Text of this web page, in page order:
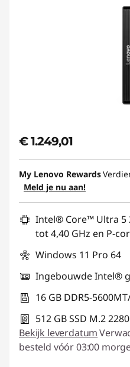
€ 1.249,01
My Lenovo Rewards
Meld je nu aan!
Intel® Core™ Ultra 5
tot 4,40 GHz en P-
Windows 11 Pro 64
Ingebouwde Intel®
16 GB DDR5-
512 GB SSD M.2
Bekijk leverdatum
besteld vóór 03:00